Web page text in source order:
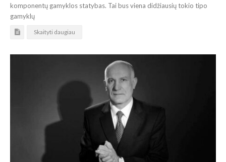
komponentų gamyklos statybas. Tai bus viena didžiausių tokio tipo
gamyklų
Skaityti daugiau